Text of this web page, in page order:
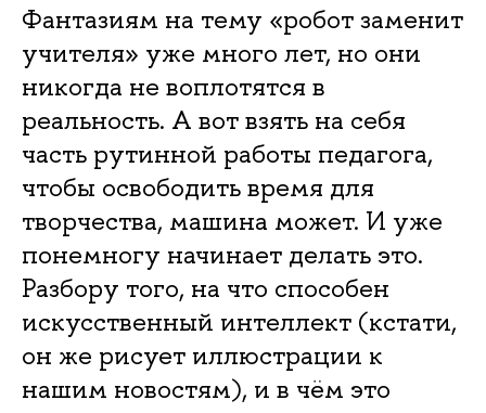
Фантазиям на тему «робот заменит
учителя» уже много лет, но они
никогда не воплотятся в
реальность. А вот взять на себя
часть рутинной работы педагога,
чтобы освободить время для
творчества, машина может. И уже
понемногу начинает делать это.
Разбору того, на что способен
искусственный интеллект (кстати,
он же рисует иллюстрации к
нашим новостям), и в чём это